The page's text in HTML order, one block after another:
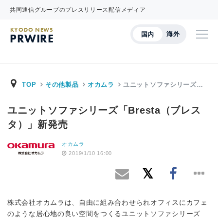
共同通信グループのプレスリリース配信メディア
国内 海外
KYODO NEWS
PRWIRE
TOP その他製品 オカムラ ユニットソファシリーズ…
ユニットソファシリーズ「Bresta（ブレス
タ）」新発売
オカムラ
2019/1/10 16:00
株式会社オカムラは、自由に組み合わせられオフィスにカフェ
のような居心地の良い空間をつくるユニットソファシリーズ